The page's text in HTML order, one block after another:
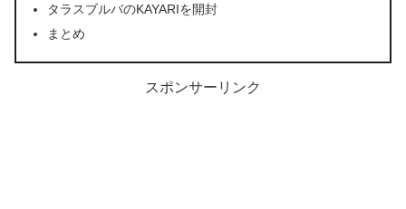
タラスブルバのKAYARIを開封
まとめ
スポンサーリンク